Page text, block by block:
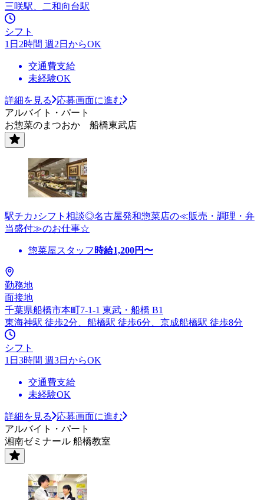
三咲駅、二和向台駅
シフト
1日2時間 週2日からOK
交通費支給
未経験OK
詳細を見る
応募画面に進む
アルバイト・パート
お惣菜のまつおか 船橋東武店
駅チカ♪シフト相談◎名古屋発和惣菜店の≪販売・調理・弁
当盛付≫のお仕事☆
惣菜屋スタッフ 時給1,200円〜
勤務地
面接地
千葉県船橋市本町7-1-1 東武・船橋 B1
東海神駅 徒歩2分、船橋駅 徒歩6分、京成船橋駅 徒歩8分
シフト
1日3時間 週3日からOK
交通費支給
未経験OK
詳細を見る
応募画面に進む
アルバイト・パート
湘南ゼミナール 船橋教室